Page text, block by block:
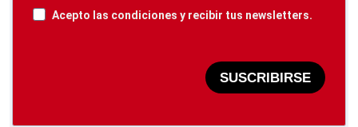
Acepto las condiciones y recibir tus newsletters.
SUSCRIBIRSE